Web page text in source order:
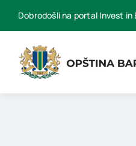
Dobrodošli na portal Invest